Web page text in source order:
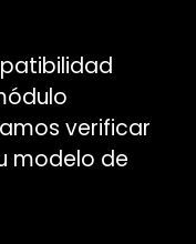
verificar
modelo de